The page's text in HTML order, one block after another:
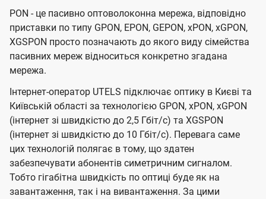
PON - це пасивно оптоволоконна мережа, відповідно
приставки по типу GPON, EPON, GEPON, xPON, xGPON,
XGSPON просто позначають до якого виду сімейства
пасивних мереж відноситься конкретно згадана
мережа.
Інтернет-оператор UTELS підключає оптику в Києві та
Київській області за технологією GPON, xPON, xGPON
(інтернет зі швидкістю до 2,5 Гбіт/с) та XGSPON
(інтернет зі швидкістю до 10 Гбіт/с). Перевага саме
цих технологій полягає в тому, що здатен
забезпечувати абонентів симетричним сигналом.
Тобто гігабітна швидкість по оптиці буде як на
завантаження, так і на вивантаження. За цими